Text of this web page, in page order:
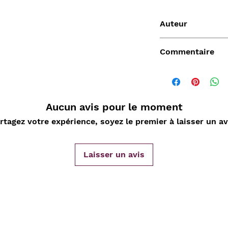
Auteur
Commentaire
Aucun avis pour le moment
votre expérience, soyez le premier à laisser un
Laisser un avis
Vendu